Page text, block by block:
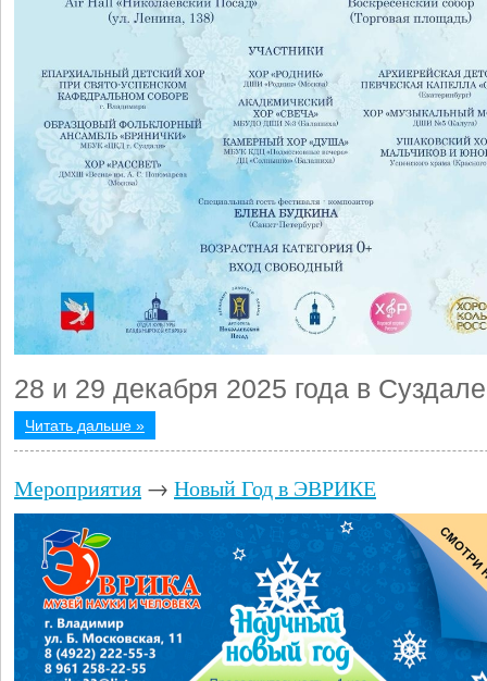
28 и 29 декабря 2025 года в
Читать дальше »
Мероприятия → Новый Год в ЭВРИКЕ